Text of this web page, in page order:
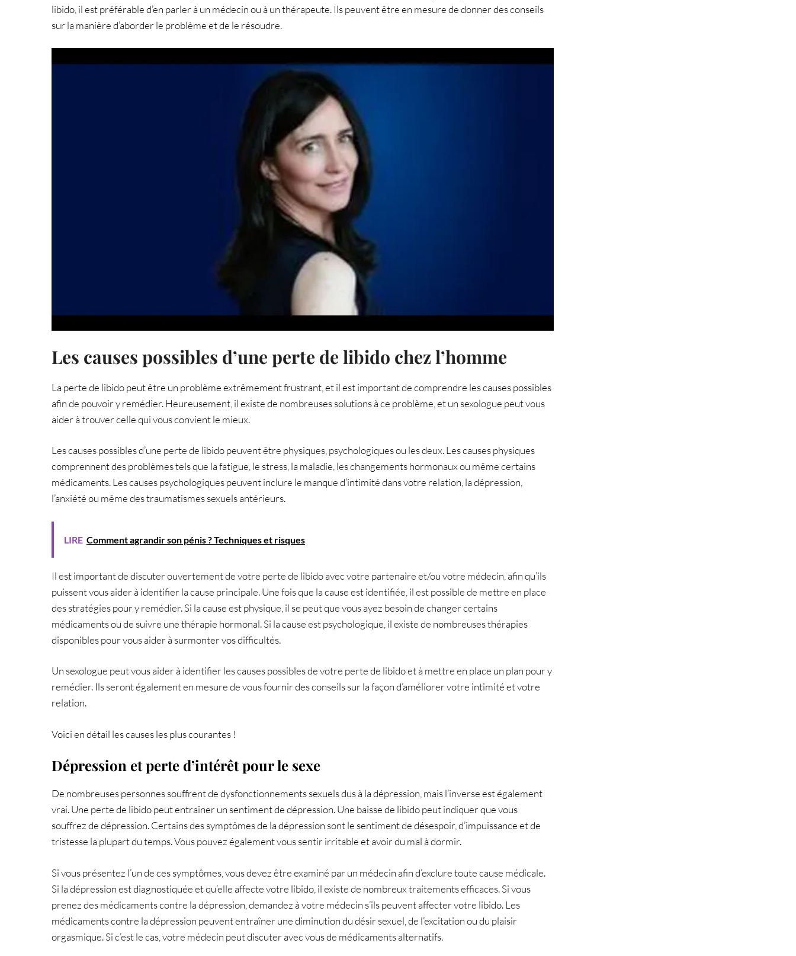
libido, il est préférable d’en parler à un médecin ou à un thérapeute. Ils peuvent être en mesure de donner des conseils
sur la manière d’aborder le problème et de le résoudre.
Les causes possibles d’une perte de libido chez l’homme
La perte de libido peut être un problème extrêmement frustrant, et il est important de comprendre les causes possibles
afin de pouvoir y remédier. Heureusement, il existe de nombreuses solutions à ce problème, et un sexologue peut vous
aider à trouver celle qui vous convient le mieux.
Les causes possibles d’une perte de libido peuvent être physiques, psychologiques ou les deux. Les causes physiques
comprennent des problèmes tels que la fatigue, le stress, la maladie, les changements hormonaux ou même certains
médicaments. Les causes psychologiques peuvent inclure le manque d’intimité dans votre relation, la dépression,
l’anxiété ou même des traumatismes sexuels antérieurs.
LIRE Comment agrandir son pénis ? Techniques et risques
Il est important de discuter ouvertement de votre perte de libido avec votre partenaire et/ou votre médecin, afin qu’ils
puissent vous aider à identifier la cause principale. Une fois que la cause est identifiée, il est possible de mettre en place
des stratégies pour y remédier. Si la cause est physique, il se peut que vous ayez besoin de changer certains
médicaments ou de suivre une thérapie hormonal. Si la cause est psychologique, il existe de nombreuses thérapies
disponibles pour vous aider à surmonter vos difficultés.
Un sexologue peut vous aider à identifier les causes possibles de votre perte de libido et à mettre en place un plan pour y
remédier. Ils seront également en mesure de vous fournir des conseils sur la façon d’améliorer votre intimité et votre
relation.
Voici en détail les causes les plus courantes !
Dépression et perte d’intérêt pour le sexe
De nombreuses personnes souffrent de dysfonctionnements sexuels dus à la dépression, mais l’inverse est également
vrai. Une perte de libido peut entraîner un sentiment de dépression. Une baisse de libido peut indiquer que vous
souffrez de dépression. Certains des symptômes de la dépression sont le sentiment de désespoir, d’impuissance et de
tristesse la plupart du temps. Vous pouvez également vous sentir irritable et avoir du mal à dormir.
Si vous présentez l’un de ces symptômes, vous devez être examiné par un médecin afin d’exclure toute cause médicale.
Si la dépression est diagnostiquée et qu’elle affecte votre libido, il existe de nombreux traitements efficaces. Si vous
prenez des médicaments contre la dépression, demandez à votre médecin s’ils peuvent affecter votre libido. Les
médicaments contre la dépression peuvent entraîner une diminution du désir sexuel, de l’excitation ou du plaisir
orgasmique. Si c’est le cas, votre médecin peut discuter avec vous de médicaments alternatifs.